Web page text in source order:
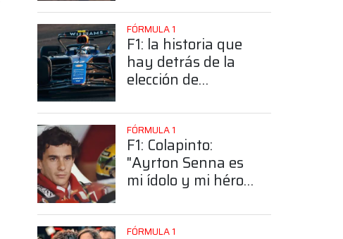
posición de
Colapinto
FÓRMULA 1
F1: la historia que
hay detrás de la
elección de
número 43
FÓRMULA 1
F1: Colapinto:
"Ayrton Senna es
mi ídolo y mi héroe
FÓRMULA 1